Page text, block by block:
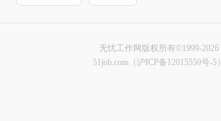
无忧工作网版权所有©1999-2026
51job.com（沪ICP备12015550号-5）